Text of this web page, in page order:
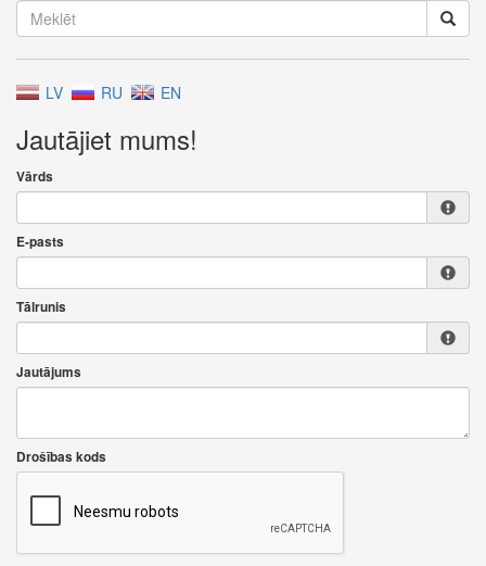
LV RU EN
Jautājiet mums!
Vārds
E-pasts
Tālrunis
Jautājums
Drošības kods